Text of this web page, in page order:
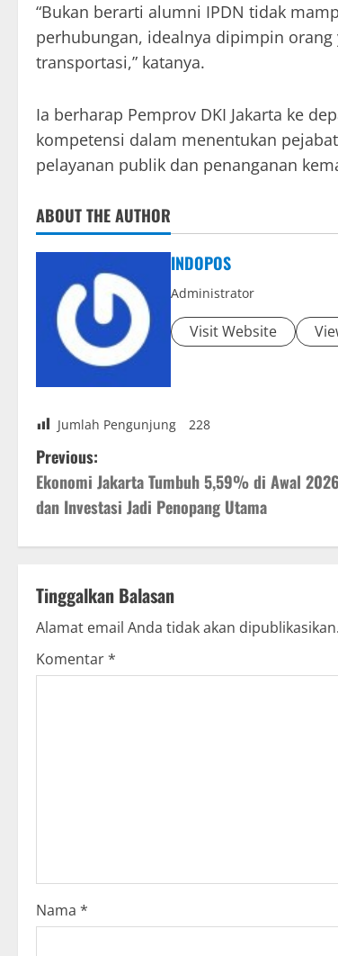
“Bukan berarti alumni IPDN tidak
perhubungan, idealnya dipimpin
transportasi,” katanya.
Ia berharap Pemprov DKI Jakarta ke
kompetensi dalam menentukan
pelayanan publik dan penanganan
ABOUT THE AUTHOR
INDOPOS
Administrator
Visit Website
Jumlah Pengunjung 228
P
o
s
n
a
v
i
o
Previous:
Ekonomi Jakarta Tumbuh 5,59% di Awal
dan Investasi Jadi Penopang Utama
Tinggalkan Balasan
Alamat email Anda tidak akan dipublikasikan.
Komentar*
Nama *